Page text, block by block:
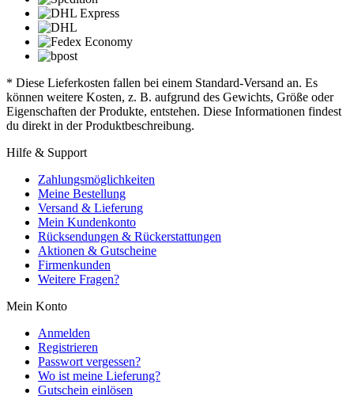
* Diese Lieferkosten fallen bei einem Standard-Versand an. Es
können weitere Kosten, z. B. aufgrund des Gewichts, Größe oder
Eigenschaften der Produkte, entstehen. Diese Informationen findest
du direkt in der Produktbeschreibung.
Hilfe & Support
Zahlungsmöglichkeiten
Meine Bestellung
Versand & Lieferung
Mein Kundenkonto
Rücksendungen & Rückerstattungen
Aktionen & Gutscheine
Firmenkunden
Weitere Fragen?
Mein Konto
Anmelden
Registrieren
Passwort vergessen?
Wo ist meine Lieferung?
Gutschein einlösen